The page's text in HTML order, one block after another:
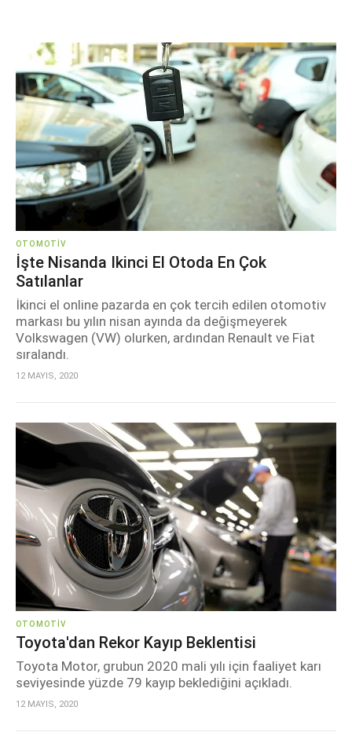
OTOMOTIV
İşte Nisanda Ikinci El Otoda En Çok
Satılanlar
İkinci el online pazarda en çok tercih edilen otomotiv
markası bu yılın nisan ayında da değişmeyerek
Volkswagen (VW) olurken, ardından Renault ve Fiat
sıralandı.
12 MAYIS, 2020
OTOMOTIV
Toyota'dan Rekor Kayıp Beklentisi
Toyota Motor, grubun 2020 mali yılı için faaliyet karı
seviyesinde yüzde 79 kayıp beklediğini açıkladı.
12 MAYIS, 2020